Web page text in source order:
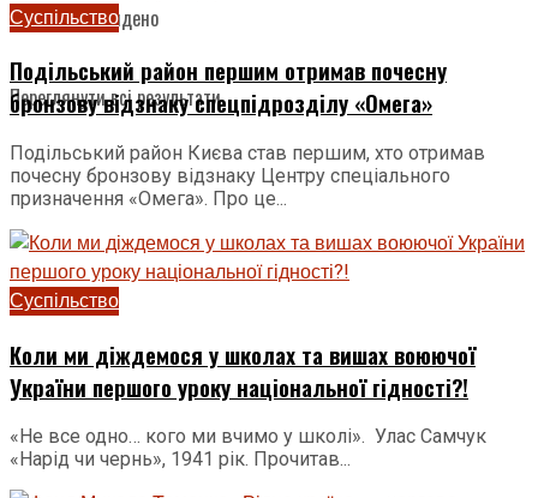
Нічого не знайдено
Переглянути всі результати
Суспільство
Подільський район першим отримав почесну
бронзову відзнаку спецпідрозділу «Омега»
Подільський район Києва став першим, хто отримав
почесну бронзову відзнаку Центру спеціального
призначення «Омега». Про це...
Суспільство
Коли ми діждемося у школах та вишах воюючої
України першого уроку національної гідності?!
«Не все одно… кого ми вчимо у школі». Улас Самчук
«Нарід чи чернь», 1941 рік. Прочитав...